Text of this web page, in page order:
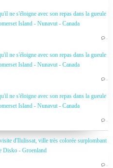
ne s'éloigne avec son repas dans la gueule
Island - Nunavut - Canada
…
ne s'éloigne avec son repas dans la gueule
Island - Nunavut - Canada
…
ne s'éloigne avec son repas dans la gueule
Island - Nunavut - Canada
…
d'Ilulissat, ville très colorée surplombant
Disko - Groenland
…